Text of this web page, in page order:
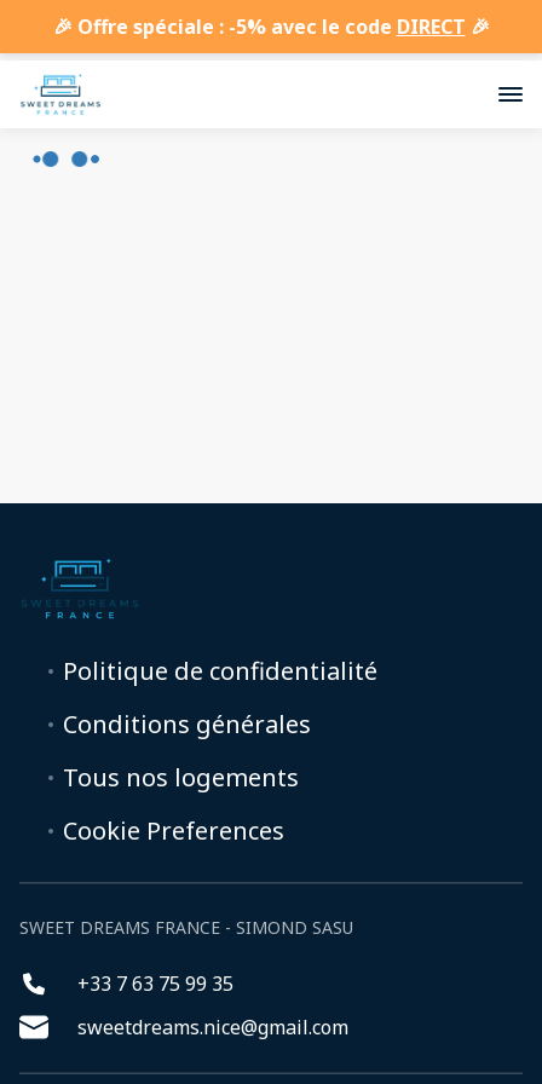
🎉 Offre spéciale : -5% avec le code DIRECT 🎉
Politique de confidentialité
Conditions générales
Tous nos logements
Cookie Preferences
SWEET DREAMS FRANCE - SIMOND SASU
+33 7 63 75 99 35
sweetdreams.nice@gmail.com